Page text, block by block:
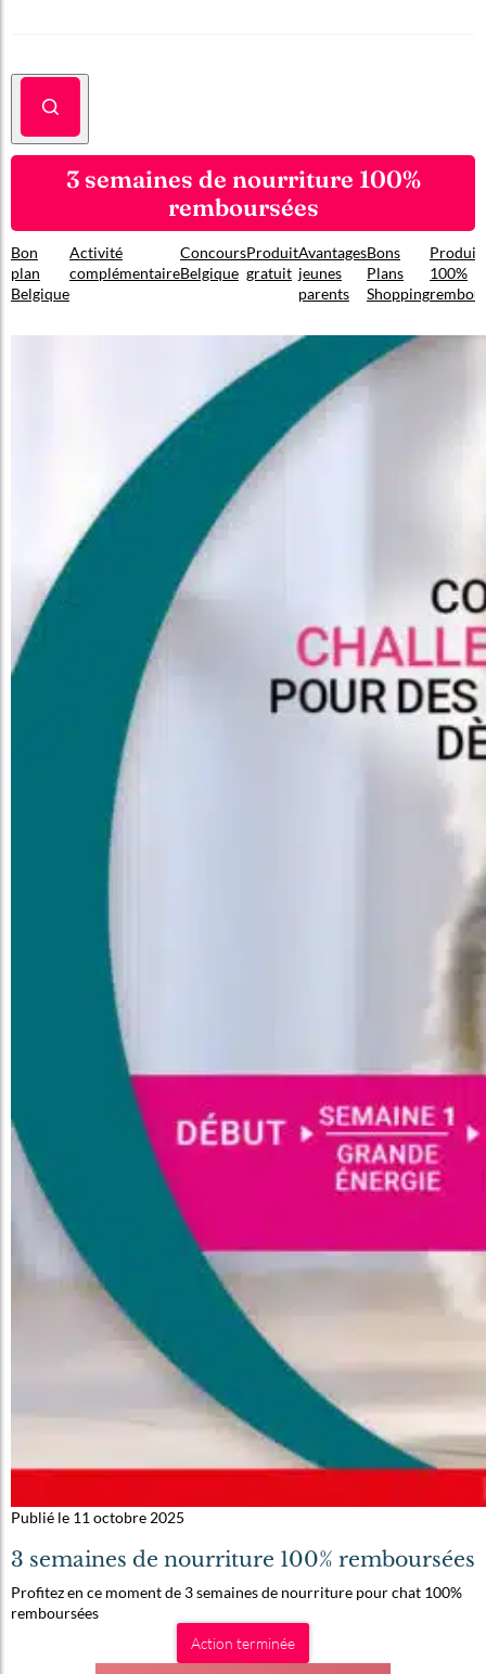
3 semaines de nourriture 100%
remboursées
Bon
plan
Belgique
Activité
complémentaire
Concours
Belgique
Produit
gratuit
Avantages
jeunes
parents
Bons
Plans
Shopping
Produit
100%
Publié le 11 octobre 2025
3 semaines de nourriture 100% remboursées
Profitez en ce moment de 3 semaines de nourriture pour chat 100%
remboursées
Action terminée